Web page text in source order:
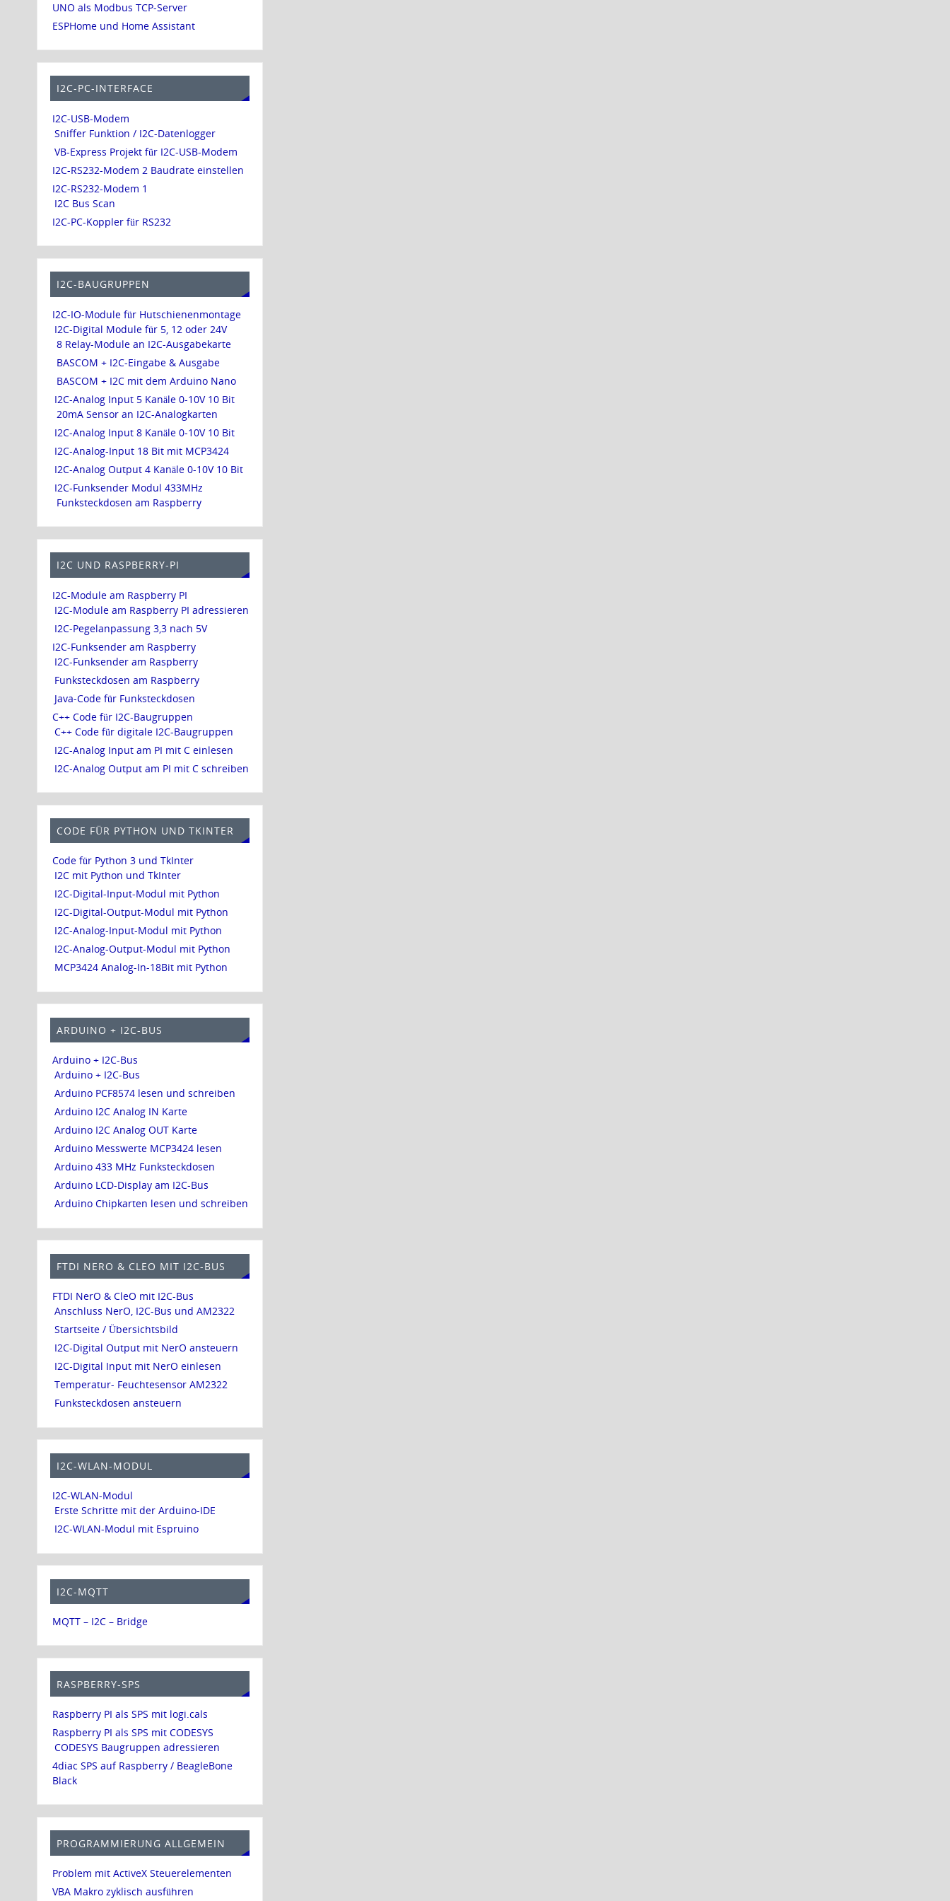
UNO als Modbus TCP-Server
ESPHome und Home Assistant
I2C-PC-INTERFACE
I2C-USB-Modem
Sniffer Funktion / I2C-Datenlogger
VB-Express Projekt für I2C-USB-Modem
I2C-RS232-Modem 2 Baudrate einstellen
I2C-RS232-Modem 1
I2C Bus Scan
I2C-PC-Koppler für RS232
I2C-BAUGRUPPEN
I2C-IO-Module für Hutschienenmontage
I2C-Digital Module für 5, 12 oder 24V
8 Relay-Module an I2C-Ausgabekarte
BASCOM + I2C-Eingabe & Ausgabe
BASCOM + I2C mit dem Arduino Nano
I2C-Analog Input 5 Kanäle 0-10V 10 Bit
20mA Sensor an I2C-Analogkarten
I2C-Analog Input 8 Kanäle 0-10V 10 Bit
I2C-Analog-Input 18 Bit mit MCP3424
I2C-Analog Output 4 Kanäle 0-10V 10 Bit
I2C-Funksender Modul 433MHz
Funksteckdosen am Raspberry
I2C UND RASPBERRY-PI
I2C-Module am Raspberry PI
I2C-Module am Raspberry PI adressieren
I2C-Pegelanpassung 3,3 nach 5V
I2C-Funksender am Raspberry
I2C-Funksender am Raspberry
Funksteckdosen am Raspberry
Java-Code für Funksteckdosen
C++ Code für I2C-Baugruppen
C++ Code für digitale I2C-Baugruppen
I2C-Analog Input am PI mit C einlesen
I2C-Analog Output am PI mit C schreiben
CODE FÜR PYTHON UND TKINTER
Code für Python 3 und TkInter
I2C mit Python und TkInter
I2C-Digital-Input-Modul mit Python
I2C-Digital-Output-Modul mit Python
I2C-Analog-Input-Modul mit Python
I2C-Analog-Output-Modul mit Python
MCP3424 Analog-In-18Bit mit Python
ARDUINO + I2C-BUS
Arduino + I2C-Bus
Arduino + I2C-Bus
Arduino PCF8574 lesen und schreiben
Arduino I2C Analog IN Karte
Arduino I2C Analog OUT Karte
Arduino Messwerte MCP3424 lesen
Arduino 433 MHz Funksteckdosen
Arduino LCD-Display am I2C-Bus
Arduino Chipkarten lesen und schreiben
FTDI NERO & CLEO MIT I2C-BUS
FTDI NerO & CleO mit I2C-Bus
Anschluss NerO, I2C-Bus und AM2322
Startseite / Übersichtsbild
I2C-Digital Output mit NerO ansteuern
I2C-Digital Input mit NerO einlesen
Temperatur- Feuchtesensor AM2322
Funksteckdosen ansteuern
I2C-WLAN-MODUL
I2C-WLAN-Modul
Erste Schritte mit der Arduino-IDE
I2C-WLAN-Modul mit Espruino
I2C-MQTT
MQTT – I2C – Bridge
RASPBERRY-SPS
Raspberry PI als SPS mit logi.cals
Raspberry PI als SPS mit CODESYS
CODESYS Baugruppen adressieren
4diac SPS auf Raspberry / BeagleBone
Black
PROGRAMMIERUNG ALLGEMEIN
Problem mit ActiveX Steuerelementen
VBA Makro zyklisch ausführen